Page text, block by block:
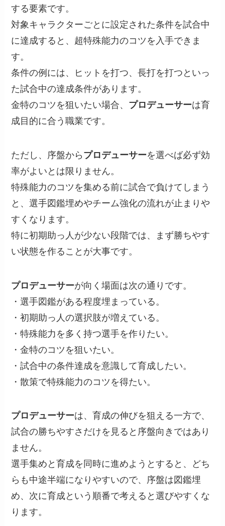
する要素です。
対象キャラクターごとに設定された条件を試合中
に達成すると、超特殊能力のコツを入手できま
す。
条件の例には、ヒットを打つ、長打を打つといっ
た試合中の達成条件があります。
金特のコツを狙いたい場合、 プロデューサーは育
成目的に合う職業です。
ただし、序盤から プロデューサーを選べば必ず効
率がよいとは限りません。
特殊能力のコツを集める前に試合で負けてしまう
と、選手図鑑埋めやチーム強化の流れが止まりや
すくなります。
特に初期助っ人が少ない段階では、まず勝ちやす
い状態を作ることが大事です。
プロデューサーが向く場面は次の通りです。
・選手図鑑がある程度埋まっている。
・初期助っ人の選択肢が増えている。
・特殊能力を多く持つ選手を作りたい。
・金特のコツを狙いたい。
・試合中の条件達成を意識して育成したい。
・散策で特殊能力のコツを得たい。
プロデューサーは、育成の伸びを狙える一方で、
試合の勝ちやすさだけを見ると序盤向きではあり
ません。
選手集めと育成を同時に進めようとすると、どち
らも中途半端になりやすいので、序盤は図鑑埋
め、次に育成という順番で考えると選びやすくな
ります。